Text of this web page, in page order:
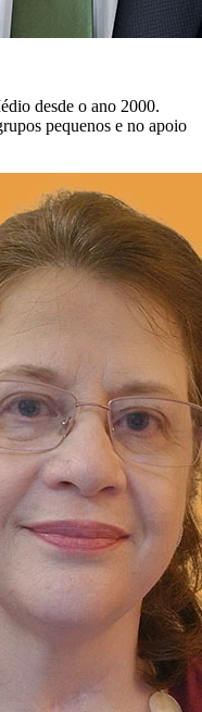
desde o ano 2000.
pequenos e no apoio